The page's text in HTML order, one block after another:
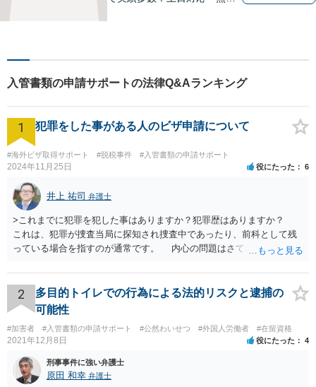
す。お気軽にご相談を！【著
書多数】【法テラス可】
入管書類の申請サポートの法律Q&Aランキング
1 犯罪をした事がある人のビザ申請について
#海外ビザ取得サポート #脱税事件 #入管書類の申請サポート
2024年11月25日 役にたった 6
井上 祐司 弁護士
>これまでに犯罪を犯した事はありますか？犯罪歴はありますか？
これは、犯罪が捜査当局に探知され捜査中であったり、前科として残
っている場合を指すのが通常です。 内心の問題はさておき、ご質問
2
多目的トイレでの行為による法的リスクと逮捕の
可能性
#加害者 #入管書類の申請サポート #公然わいせつ #外国人労働者 #在留資格
2021年12月8日 役にたった 4
刑事事件に強い弁護士
原田 和幸 弁護士